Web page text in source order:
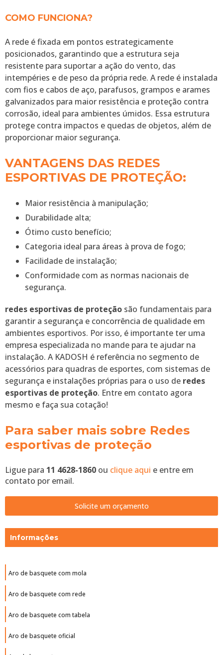
COMO FUNCIONA?
A rede é fixada em pontos estrategicamente
posicionados, garantindo que a estrutura seja
resistente para suportar a ação do vento, das
intempéries e de peso da própria rede. A rede é instalada
com fios e cabos de aço, parafusos, grampos e arames
galvanizados para maior resistência e proteção contra
corrosão, ideal para ambientes úmidos. Essa estrutura
protege contra impactos e quedas de objetos, além de
proporcionar maior segurança.
VANTAGENS DAS REDES
ESPORTIVAS DE PROTEÇÃO:
Maior resistência à manipulação;
Durabilidade alta;
Ótimo custo benefício;
Categoria ideal para áreas à prova de fogo;
Facilidade de instalação;
Conformidade com as normas nacionais de
segurança.
redes esportivas de proteção são fundamentais para
garantir a segurança e concorrência de qualidade em
ambientes esportivos. Por isso, é importante ter uma
empresa especializada no mande para te ajudar na
instalação. A KADOSH é referência no segmento de
acessórios para quadras de esportes, com sistemas de
segurança e instalações próprias para o uso de redes
esportivas de proteção. Entre em contato agora
mesmo e faça sua cotação!
Para saber mais sobre Redes
esportivas de proteção
Ligue para 11 4628-1860 ou clique aqui e entre em
contato por email.
Solicite um orçamento
Informações
Aro de basquete com mola
Aro de basquete com rede
Aro de basquete com tabela
Aro de basquete oficial